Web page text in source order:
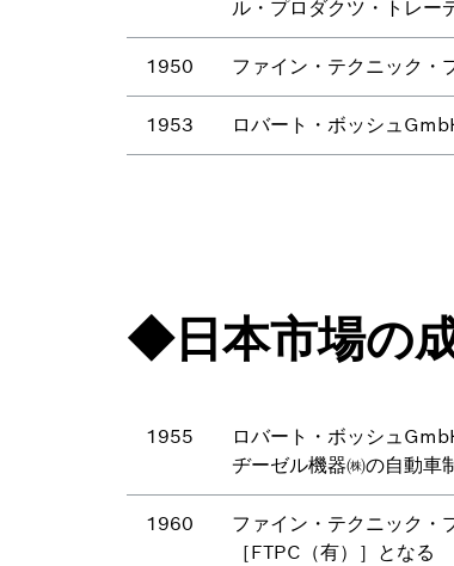
ル・プロダクツ・トレー
1950 ファイン・テクニック・
1953 ロバート・ボッシュ
◆日本市場の
1955
ロバート・ボッシュ
ヂーゼル機器㈱の自動車
1960
ファイン・テクニック・
［FTPC（有）］となる